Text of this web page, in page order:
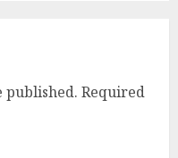
published. Required